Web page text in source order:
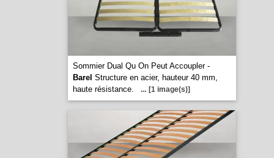
Sommier Dual Qu On Peut Accoupler -
Barel Structure en acier, hauteur 40 mm,
haute résistance.
... [1 image(s)]